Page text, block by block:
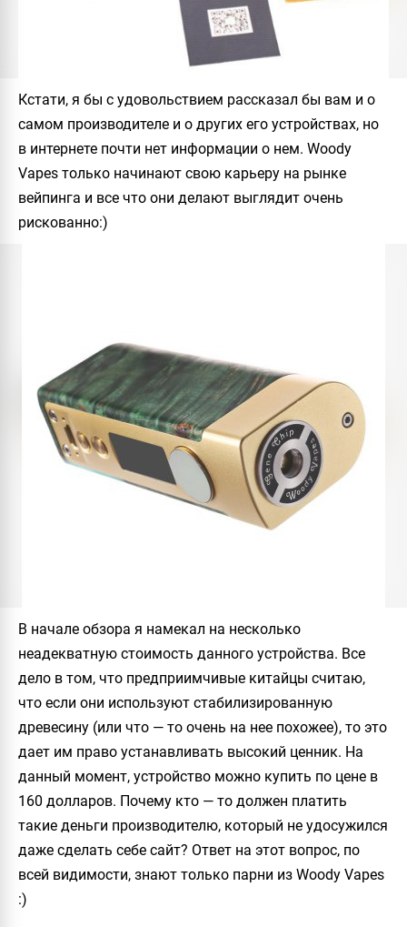
Кстати, я бы с удовольствием рассказал бы вам и о
самом производителе и о других его устройствах, но
в интернете почти нет информации о нем. Woody
Vapes только начинают свою карьеру на рынке
вейпинга и все что они делают выглядит очень
рискованно:)
В начале обзора я намекал на несколько
неадекватную стоимость данного устройства. Все
дело в том, что предприимчивые китайцы считаю,
что если они используют стабилизированную
древесину (или что — то очень на нее похожее), то это
дает им право устанавливать высокий ценник. На
данный момент, устройство можно купить по цене в
160 долларов. Почему кто — то должен платить
такие деньги производителю, который не удосужился
даже сделать себе сайт? Ответ на этот вопрос, по
всей видимости, знают только парни из Woody Vapes
:)